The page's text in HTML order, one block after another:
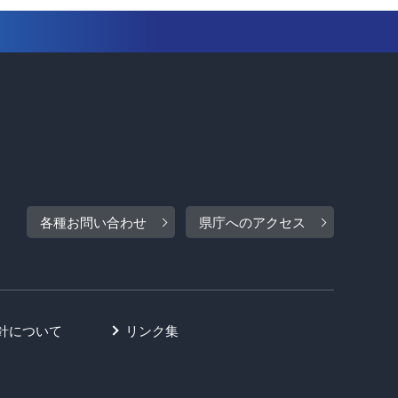
各種お問い合わせ 県庁へのアクセス
について
リンク集